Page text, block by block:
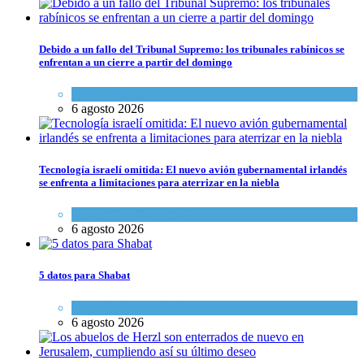
Debido a un fallo del Tribunal Supremo: los tribunales rabínicos se
enfrentan a un cierre a partir del domingo
6 agosto 2026
Tecnología israelí omitida: El nuevo avión gubernamental irlandés
se enfrenta a limitaciones para aterrizar en la niebla
6 agosto 2026
5 datos para Shabat
6 agosto 2026